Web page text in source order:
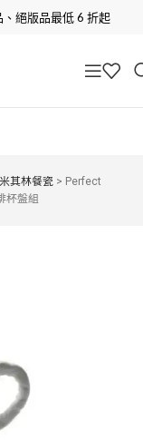
絕版品最低 6 折起
米其林餐瓷 > Perfect
杯盤組